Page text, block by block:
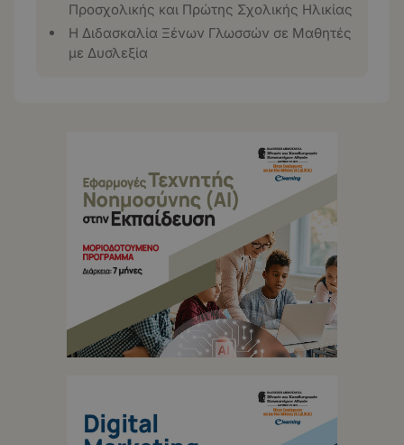
Προσχολικής και Πρώτης Σχολικής Ηλικίας
Η Διδασκαλία Ξένων Γλωσσών σε Μαθητές
με Δυσλεξία